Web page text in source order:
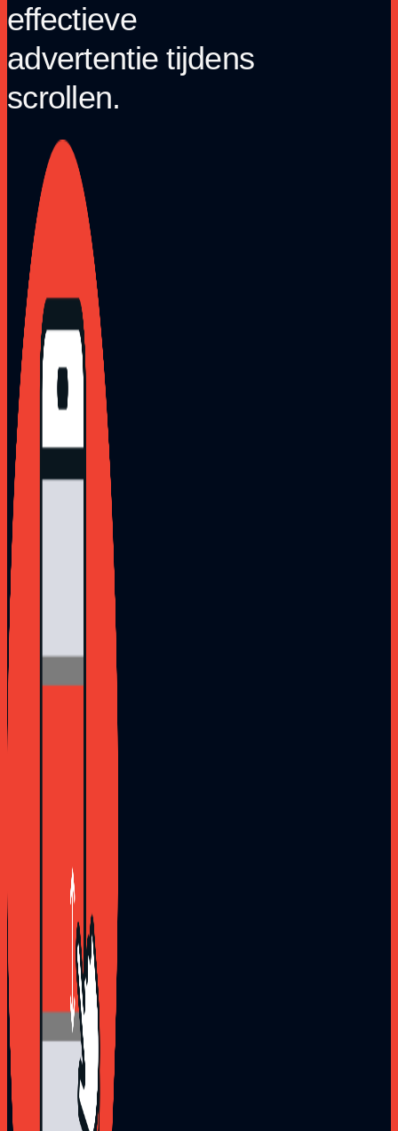
effectieve
advertentie tijdens
scrollen.